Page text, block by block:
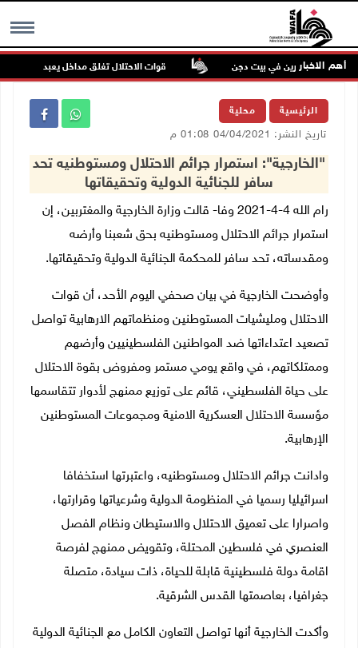
MENU أهم الاخبار
للمستعمرين في بيت دجن قوات الاحتلال تغلق مداخل يعبد جنوب غرب
الرئيسية محلية
تاريخ النشر: 04/04/2021 01:08 م
"الخارجية": استمرار جرائم الاحتلال ومستوطنيه تحد
سافر للجنائية الدولية وتحقيقاتها
رام الله 4-4-2021 وفا- قالت وزارة الخارجية والمغتربين، إن
استمرار جرائم الاحتلال ومستوطنيه بحق شعبنا وأرضه
ومقدساته، تحد سافر للمحكمة الجنائية الدولية وتحقيقاتها.
وأوضحت الخارجية في بيان صحفي اليوم الأحد، أن قوات
الاحتلال ومليشيات المستوطنين ومنظماتهم الارهابية تواصل
تصعيد اعتداءاتها ضد المواطنين الفلسطينيين وأرضهم
وممتلكاتهم، في واقع يومي مستمر ومفروض بقوة الاحتلال
على حياة الفلسطيني، قائم على توزيع ممنهج لأدوار تتقاسمها
مؤسسة الاحتلال العسكرية الامنية ومجموعات المستوطنين
الإرهابية.
وادانت جرائم الاحتلال ومستوطنيه، واعتبرتها استخفافا
اسرائيليا رسميا في المنظومة الدولية وشرعياتها وقرارتها،
واصرارا على تعميق الاحتلال والاستيطان ونظام الفصل
العنصري في فلسطين المحتلة، وتقويض ممنهج لفرصة
اقامة دولة فلسطينية قابلة للحياة، ذات سيادة، متصلة
جغرافيا، بعاصمتها القدس الشرقية.
وأكدت الخارجية أنها تواصل التعاون الكامل مع الجنائية الدولية